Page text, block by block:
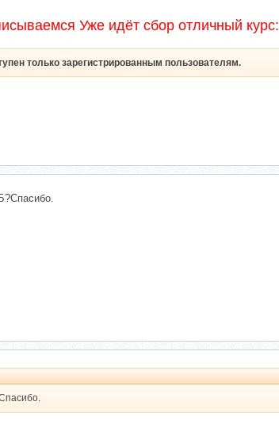
Уже идёт сбор отличный курс:
только зарегистрированным пользователям.